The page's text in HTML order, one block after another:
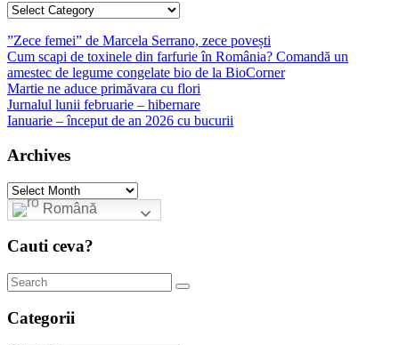
Categories
”Zece femei” de Marcela Serrano, zece povești
Cum scapi de toxinele din farfurie în România? Comandă un
amestec de legume congelate bio de la BioCorner
Martie ne aduce primăvara cu flori
Jurnalul lunii februarie – hibernare
Ianuarie – început de an 2026 cu bucurii
Archives
Archives
Română
Cauti ceva?
Categorii